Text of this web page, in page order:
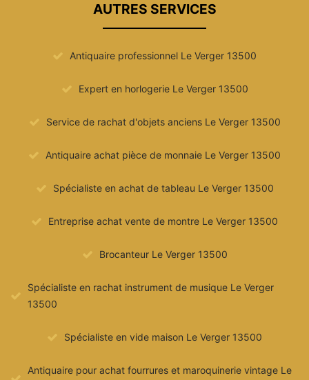
AUTRES SERVICES
Antiquaire professionnel Le Verger 13500
Expert en horlogerie Le Verger 13500
Service de rachat d'objets anciens Le Verger 13500
Antiquaire achat pièce de monnaie Le Verger 13500
Spécialiste en achat de tableau Le Verger 13500
Entreprise achat vente de montre Le Verger 13500
Brocanteur Le Verger 13500
Spécialiste en rachat instrument de musique Le Verger
13500
Spécialiste en vide maison Le Verger 13500
Antiquaire pour achat fourrures et maroquinerie vintage Le